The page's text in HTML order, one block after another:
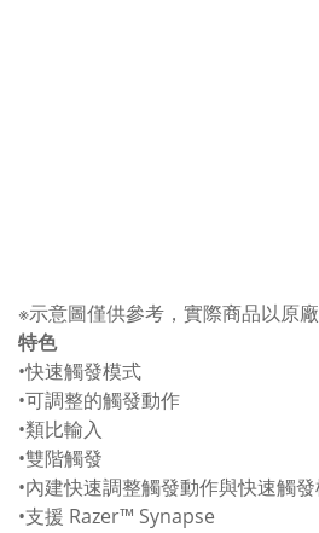
※示意圖僅供參考，實際商品以原
特色
•快速觸發模式
•可調整的觸發動作
•類比輸入
•雙階觸發
•內建快速調整觸發動作與快速觸
•支援 Razer™ Synapse